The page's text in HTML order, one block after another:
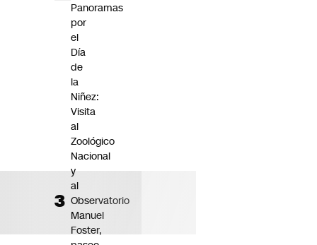
Panoramas
por
el
Día
de
la
Niñez:
Visita
al
Zoológico
Nacional
y
al
Observatorio
Manuel
Foster,